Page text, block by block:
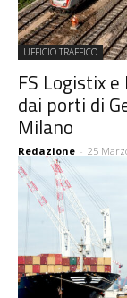
UFFICIO TRAFFICO
FS Logistix
dai porti di
Milano
Redazione - 25